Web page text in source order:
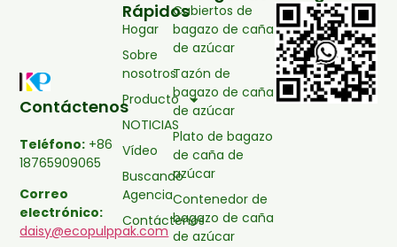
Contáctenos
Teléfono: +86
18765909065
Correo
electrónico:
daisy@ecopulppak.com
Rápidos
Hogar
Sobre
nosotros
Producto
NOTICIAS
Vídeo
Buscando
Agencia
Contáctenos
Cubiertos de
bagazo de caña
de azúcar
Tazón de
bagazo de caña
de azúcar
Plato de bagazo
de caña de
azúcar
Contenedor de
bagazo de caña
de azúcar